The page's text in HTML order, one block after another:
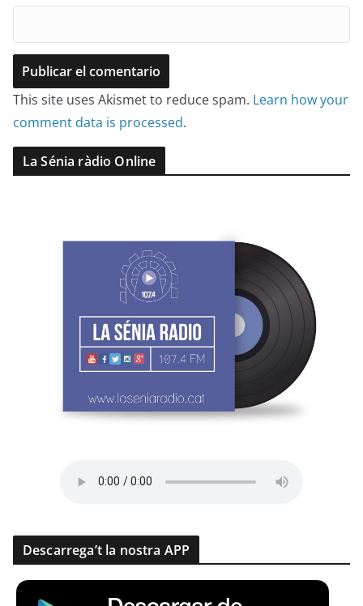
This site uses Akismet to reduce spam. Learn how your
comment data is processed.
La Sénia ràdio Online
Descarrega’t la nostra APP